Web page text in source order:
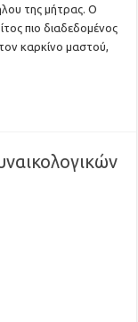
της μήτρας. Ο
πιο διαδεδομένος
καρκίνο μαστού,